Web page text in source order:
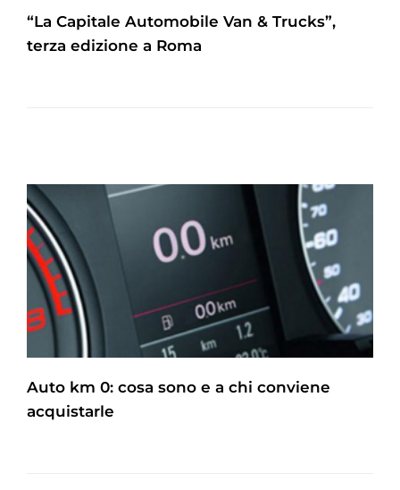
“La Capitale Automobile Van & Trucks”,
terza edizione a Roma
Auto km 0: cosa sono e a chi conviene
acquistarle